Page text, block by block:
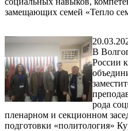
замещающих семей «Тепло
В
России
рода
пленарном и секционном
подготовки «политология»